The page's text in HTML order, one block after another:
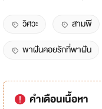
วิศวะ สามพี
พาฝันคอยรักที่พาฝัน
คำเตือนเนื้อหา